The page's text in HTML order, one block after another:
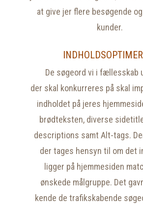
at give jer flere besøgende
kunder.
De søgeord vi i fællesskab
der skal konkurreres på skal
indholdet på jeres
brødteksten, diverse
descriptions samt Alt-tags.
der tages hensyn til om det
ligger på hjemmesiden
ønskede målgruppe. Det
kende de trafikskabende